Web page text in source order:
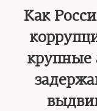
Как
крупные